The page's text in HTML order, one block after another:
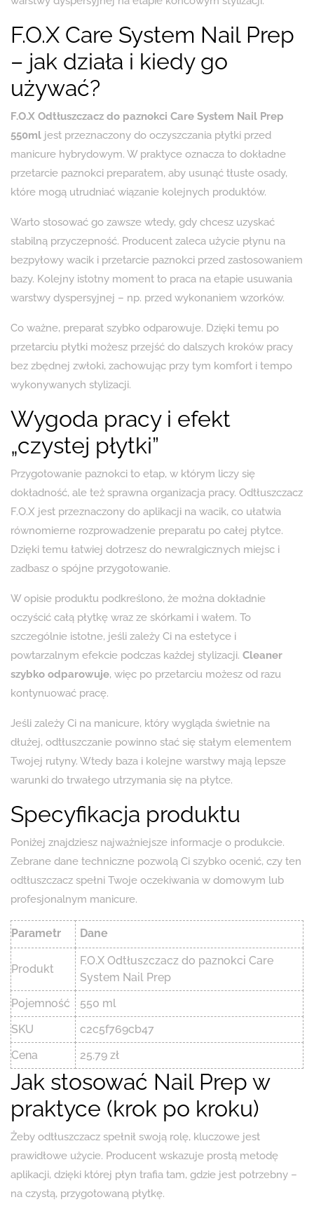
F.O.X Care System Nail Prep
– jak działa i kiedy go
używać?
F.O.X Odtłuszczacz do paznokci Care System Nail Prep
550ml jest przeznaczony do oczyszczania płytki przed
manicure hybrydowym. W praktyce oznacza to dokładne
przetarcie paznokci preparatem, aby usunąć tłuste osady,
które mogą utrudniać wiązanie kolejnych produktów.
Warto stosować go zawsze wtedy, gdy chcesz uzyskać
stabilną przyczepność. Producent zaleca użycie płynu na
bezpyłowy wacik i przetarcie paznokci przed zastosowaniem
bazy. Kolejny istotny moment to praca na etapie usuwania
warstwy dyspersyjnej – np. przed wykonaniem wzorków.
Co ważne, preparat szybko odparowuje. Dzięki temu po
przetarciu płytki możesz przejść do dalszych kroków pracy
bez zbędnej zwłoki, zachowując przy tym komfort i tempo
wykonywanych stylizacji.
Wygoda pracy i efekt
„czystej płytki”
Przygotowanie paznokci to etap, w którym liczy się
dokładność, ale też sprawna organizacja pracy. Odtłuszczacz
F.O.X jest przeznaczony do aplikacji na wacik, co ułatwia
równomierne rozprowadzenie preparatu po całej płytce.
Dzięki temu łatwiej dotrzesz do newralgicznych miejsc i
zadbasz o spójne przygotowanie.
W opisie produktu podkreślono, że można dokładnie
oczyścić całą płytkę wraz ze skórkami i wałem. To
szczególnie istotne, jeśli zależy Ci na estetyce i
powtarzalnym efekcie podczas każdej stylizacji. Cleaner
szybko odparowuje, więc po przetarciu możesz od razu
kontynuować pracę.
Jeśli zależy Ci na manicure, który wygląda świetnie na
dłużej, odtłuszczanie powinno stać się stałym elementem
Twojej rutyny. Wtedy baza i kolejne warstwy mają lepsze
warunki do trwałego utrzymania się na płytce.
Specyfikacja produktu
Poniżej znajdziesz najważniejsze informacje o produkcie.
Zebrane dane techniczne pozwolą Ci szybko ocenić, czy ten
odtłuszczacz spełni Twoje oczekiwania w domowym lub
profesjonalnym manicure.
Parametr Dane
Produkt
F.O.X Odtłuszczacz do paznokci Care
System Nail Prep
Pojemność
550 ml
SKU
c2c5f769cb47
Cena
25.79 zł
Jak stosować Nail Prep w
praktyce (krok po kroku)
Żeby odtłuszczacz spełnił swoją rolę, kluczowe jest
prawidłowe użycie. Producent wskazuje prostą metodę
aplikacji, dzięki której płyn trafia tam, gdzie jest potrzebny –
na czystą, przygotowaną płytkę.